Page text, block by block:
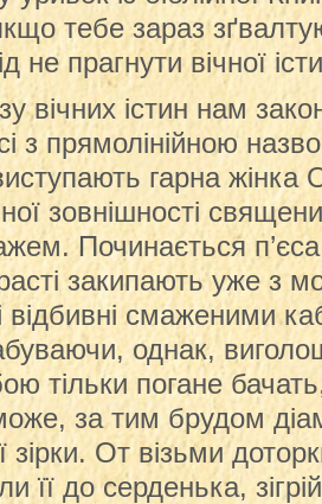
тебе зараз
не прагнути вічної
вічних істин нам
з прямолінійною
гарна жінка
зовнішності
Починається
закипають уже з
відбивні смаженими
однак,
тільки погане
за тим брудом
зірки. От візьми
її до серденька,